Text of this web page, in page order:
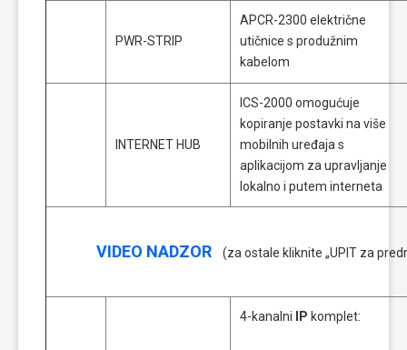
PWR-STRIP
APCR-2300 električne
utičnice s produžnim
kabelom
INTERNET HUB
ICS-2000 omogućuje
kopiranje postavki na više
mobilnih uređaja s
aplikacijom za upravljanje
lokalno i putem interneta
VIDEO NADZOR (za ostale kliknite „UPIT za
4-kanalni IP komplet: